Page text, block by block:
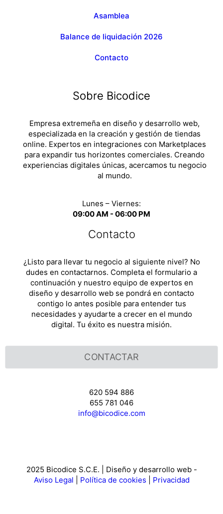
Asamblea
Balance de liquidación 2026
Contacto
Sobre Bicodice
Empresa extremeña en diseño y desarrollo web,
especializada en la creación y gestión de tiendas
online. Expertos en integraciones con Marketplaces
para expandir tus horizontes comerciales. Creando
experiencias digitales únicas, acercamos tu negocio
al mundo.
Lunes – Viernes:
09:00 AM - 06:00 PM
Contacto
¿Listo para llevar tu negocio al siguiente nivel? No
dudes en contactarnos. Completa el formulario a
continuación y nuestro equipo de expertos en
diseño y desarrollo web se pondrá en contacto
contigo lo antes posible para entender tus
necesidades y ayudarte a crecer en el mundo
digital. Tu éxito es nuestra misión.
CONTACTAR
620 594 886
655 781 046
info@bicodice.com
2025 Bicodice S.C.E. | Diseño y desarrollo web -
Aviso Legal
Política de cookies Privacidad